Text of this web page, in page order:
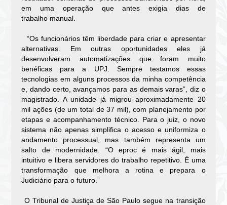
em uma operação que antes exigia dias de
trabalho manual.
“Os funcionários têm liberdade para criar e apresentar
alternativas. Em outras oportunidades eles já
desenvolveram automatizações que foram muito
benéficas para a UPJ. Sempre testamos essas
tecnologias em alguns processos da minha competência
e, dando certo, avançamos para as demais varas”, diz o
magistrado. A unidade já migrou aproximadamente 20
mil ações (de um total de 37 mil), com planejamento por
etapas e acompanhamento técnico. Para o juiz, o novo
sistema não apenas simplifica o acesso e uniformiza o
andamento processual, mas também representa um
salto de modernidade. “O eproc é mais ágil, mais
intuitivo e libera servidores do trabalho repetitivo. É uma
transformação que melhora a rotina e prepara o
Judiciário para ofuturo.”
O Tribunal de Justiça de São Paulo segue na transição